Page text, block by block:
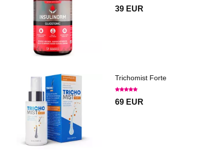
39 EUR
Trichomist Forte
69 EUR